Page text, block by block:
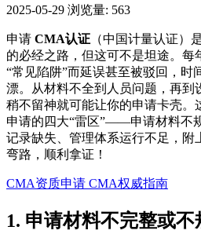
2025-05-29 浏览量: 563
申请 CMA认证 （中国计量认证）
的必经之路，但这可不是坦途。每
“常见陷阱”而延误甚至被驳回，时
漂。从材料不全到人员问题，再到
稍不留神就可能让你的申请卡壳。
申请的四大“雷区”——申请材料不
记录缺失、管理体系运行不足，附
弯路，顺利拿证！
CMA资质申请 CMA权威指南
1. 申请材料不完整或